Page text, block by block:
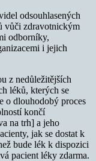
odsouhlasených
vůči zdravotnickým
odborníky,
i jejich
z nedůležitějších
léků, kterých se
o dlouhodobý proces
končí
na trh] a jeho
jak se dostat k
bude lék k dispozici
pacient léky zdarma.